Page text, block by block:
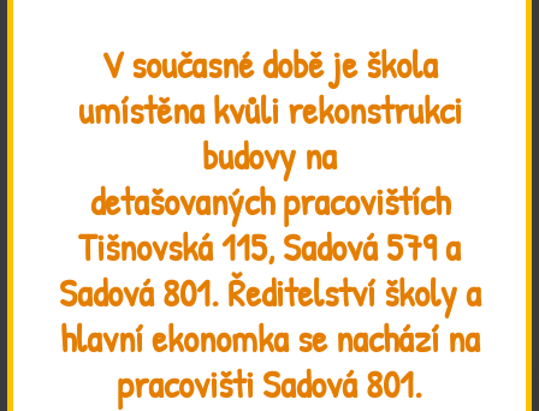
V současné době je škola
umístěna kvůli rekonstrukci
budovy na
detašovaných pracovištích
Tišnovská 115, Sadová 579 a
Sadová 801. Ředitelství školy a
hlavní ekonomka se nachází na
pracovišti Sadová 801.
PŘIJÍMÁNÍ NOVÝCH ŽÁKŮ
JAK SE K NÁM
DOSTANETE
SPOLEK ŠKOLA DO
ŽIVOTA